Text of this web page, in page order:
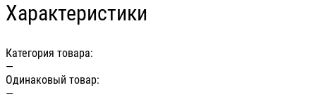
Характеристики
Категория товара:
—
Одинаковый товар:
—